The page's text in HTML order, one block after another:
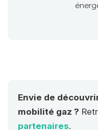
Envie de
mobilité gaz ?
partenaires.